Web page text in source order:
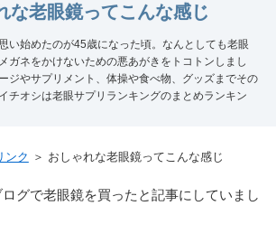
な老眼鏡ってこんな感じ
い始めたのが45歳になった頃。なんとしても老眼
ガネをかけないための悪あがきをトコトンしまし
ジやサプリメント、体操や食べ物、グッズまでその
チオシは老眼サプリランキングのまとめランキン
ンク ＞ おしゃれな老眼鏡ってこんな感じ
グで老眼鏡を買ったと記事にしていまし